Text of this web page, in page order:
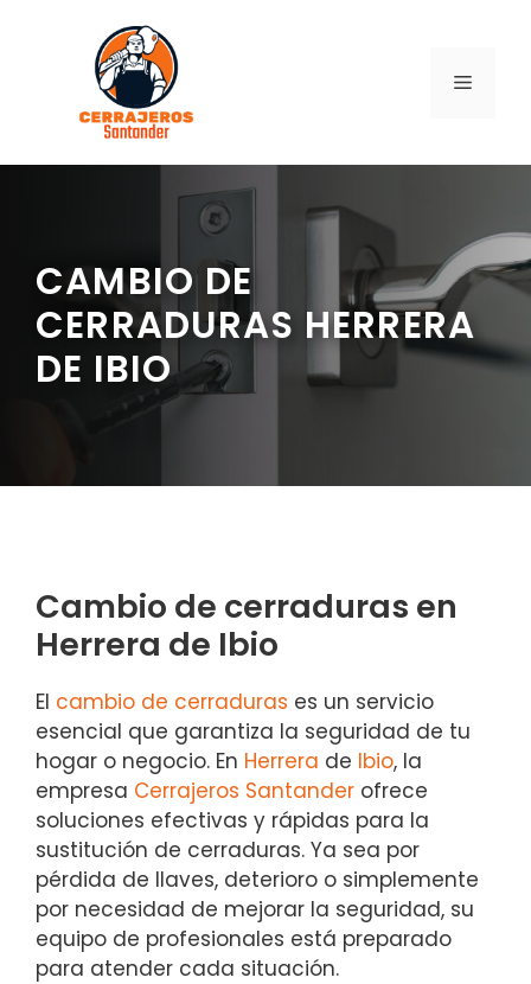
contenido
MENÚ
CAMBIO DE
CERRADURAS HERRERA
DE IBIO
Cambio de cerraduras en
Herrera de Ibio
El cambio de cerraduras es un servicio
esencial que garantiza la seguridad de tu
hogar o negocio. En Herrera de Ibio, la
empresa Cerrajeros Santander ofrece
soluciones efectivas y rápidas para la
sustitución de cerraduras. Ya sea por
pérdida de llaves, deterioro o simplemente
por necesidad de mejorar la seguridad, su
equipo de profesionales está preparado
para atender cada situación.